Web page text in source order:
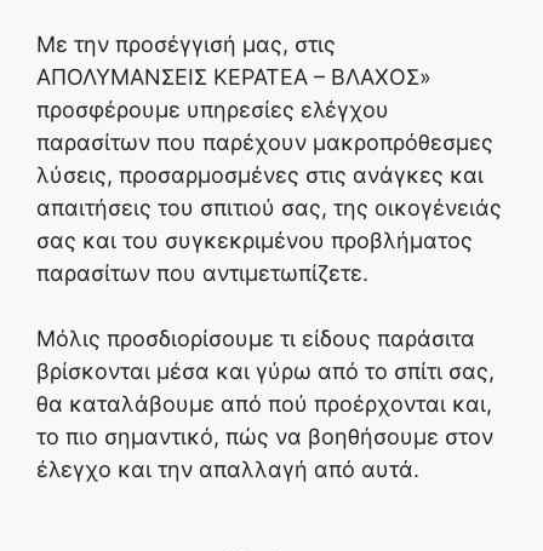
Με την προσέγγισή μας, στις
ΑΠΟΛΥΜΑΝΣΕΙΣ ΚΕΡΑΤΕΑ – ΒΛΑΧΟΣ»
προσφέρουμε υπηρεσίες ελέγχου
παρασίτων που παρέχουν μακροπρόθεσμες
λύσεις, προσαρμοσμένες στις ανάγκες και
απαιτήσεις του σπιτιού σας, της οικογένειάς
σας και του συγκεκριμένου προβλήματος
παρασίτων που αντιμετωπίζετε.
Μόλις προσδιορίσουμε τι είδους παράσιτα
βρίσκονται μέσα και γύρω από το σπίτι σας,
θα καταλάβουμε από πού προέρχονται και,
το πιο σημαντικό, πώς να βοηθήσουμε στον
έλεγχο και την απαλλαγή από αυτά.